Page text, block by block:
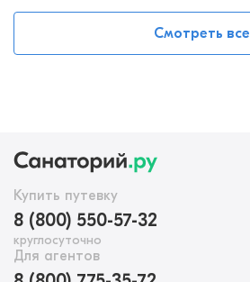
Смотреть все
Купить путевку
8 (800) 550-57-32
круглосуточно
Для агентов